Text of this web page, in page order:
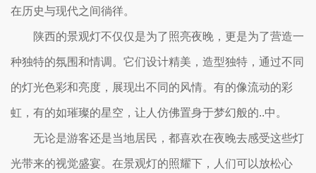
在历史与现代之间徜徉。
陕西的景观灯不仅仅是为了照亮夜晚，更是为了营造一
种独特的氛围和情调。它们设计精美，造型独特，通过不同
的灯光色彩和亮度，展现出不同的风情。有的像流动的彩
虹，有的如璀璨的星空，让人仿佛置身于梦幻般的..中。
无论是游客还是当地居民，都喜欢在夜晚去感受这些灯
光带来的视觉盛宴。在景观灯的照耀下，人们可以放松心